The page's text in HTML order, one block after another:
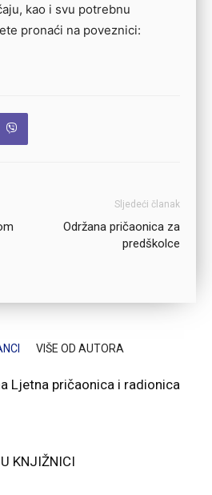
kao i svu potrebnu
pronaći na poveznici:
Sljedeći članak
Održana pričaonica za
predškolce
VIŠE OD AUTORA
Ljetna pričaonica i radionica
KNJIŽNICI